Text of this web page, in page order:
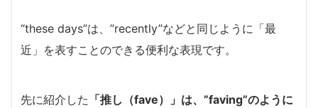
“these days”は、”recently”などと同じように「最
近」を表すことのできる便利な表現です。
先に紹介した 「推し（fave）」は、”faving”のように